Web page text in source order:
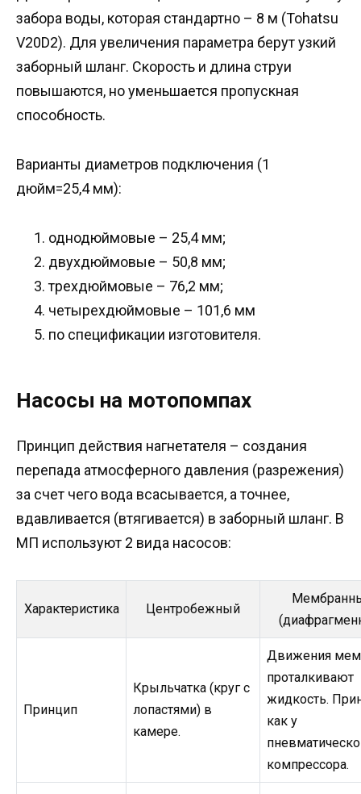
забора воды, которая стандартно – 8 м (Tohatsu
V20D2). Для увеличения параметра берут узкий
заборный шланг. Скорость и длина струи
повышаются, но уменьшается пропускная
способность.
Варианты диаметров подключения (1
дюйм=25,4 мм):
однодюймовые – 25,4 мм;
двухдюймовые – 50,8 мм;
трехдюймовые – 76,2 мм;
четырехдюймовые – 101,6 мм
по спецификации изготовителя.
Насосы на мотопомпах
Принцип действия нагнетателя – создания
перепада атмосферного давления (разрежения)
за счет чего вода всасывается, а точнее,
вдавливается (втягивается) в заборный шланг. В
МП используют 2 вида насосов:
Характеристика Центробежный
Принцип
Крыльчатка (круг с
лопастями) в
камере.
Движения
проталкивают
жидкость.
как у
компрессора.